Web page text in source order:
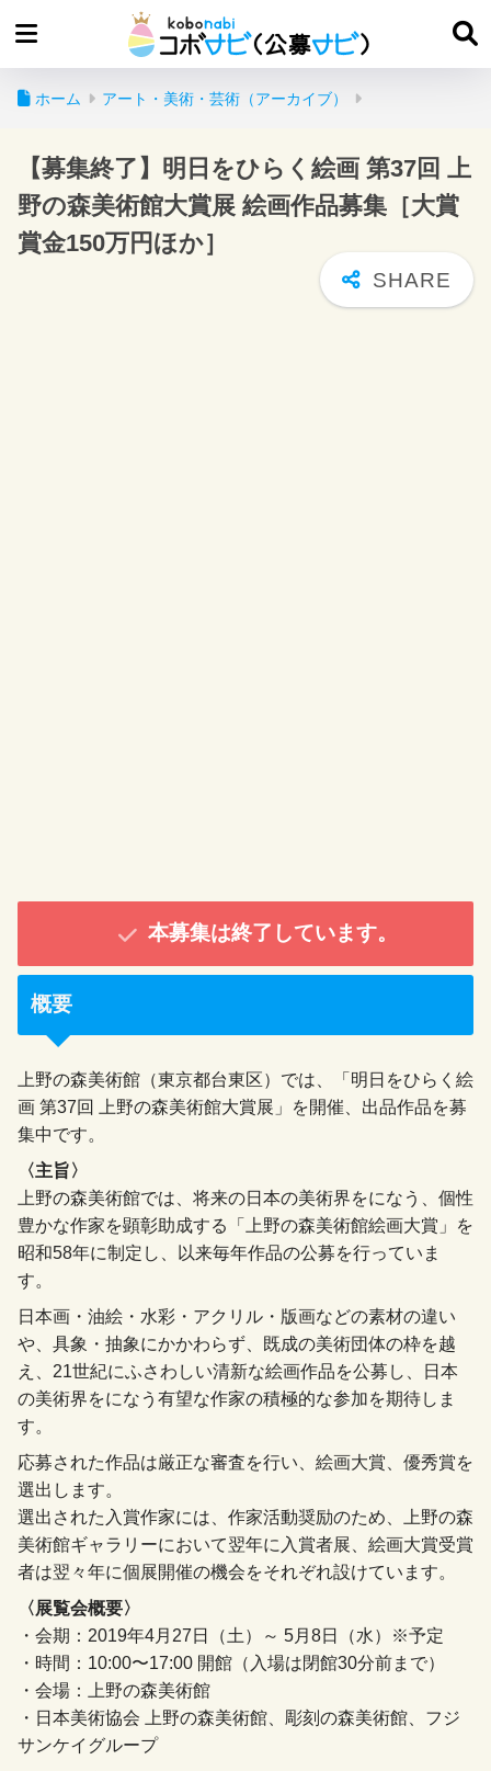
ホーム アート・美術・芸術（アーカイブ）
【募集終了】明日をひらく絵画 第37回 上
野の森美術館大賞展 絵画作品募集［大賞
賞金150万円ほか］
本募集は終了しています。
概要
上野の森美術館（東京都台東区）では、「明日をひらく絵
画 第37回 上野の森美術館大賞展」を開催、出品作品を募
集中です。
〈主旨〉
上野の森美術館では、将来の日本の美術界をになう、個性
豊かな作家を顕彰助成する「上野の森美術館絵画大賞」を
昭和58年に制定し、以来毎年作品の公募を行っていま
す。
日本画・油絵・水彩・アクリル・版画などの素材の違い
や、具象・抽象にかかわらず、既成の美術団体の枠を越
え、21世紀にふさわしい清新な絵画作品を公募し、日本
の美術界をになう有望な作家の積極的な参加を期待しま
す。
応募された作品は厳正な審査を行い、絵画大賞、優秀賞を
選出します。
選出された入賞作家には、作家活動奨励のため、上野の森
美術館ギャラリーにおいて翌年に入賞者展、絵画大賞受賞
者は翌々年に個展開催の機会をそれぞれ設けています。
〈展覧会概要〉
・会期：2019年4月27日（土）～ 5月8日（水）※予定
・時間：10:00〜17:00 開館（入場は閉館30分前まで）
・会場：上野の森美術館
・日本美術協会 上野の森美術館、彫刻の森美術館、フジ
サンケイグループ